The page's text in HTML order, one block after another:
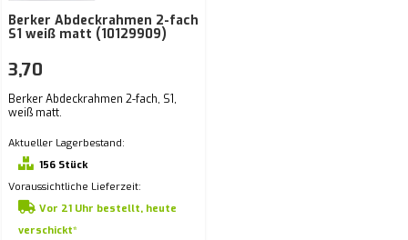
Berker Abdeckrahmen 2-fach
S1 weiß matt (10129909)
Berker Abdeckrahmen 2-fach, S1,
weiß matt.
Aktueller Lagerbestand:
156 Stück
Voraussichtliche Lieferzeit:
Vor 21 Uhr bestellt, heute
verschickt*
3,70